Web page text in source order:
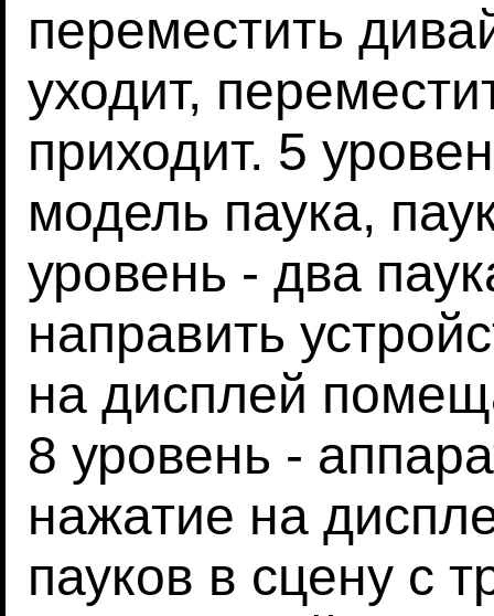
переместить
уходит,
приходит. 5
модель паука,
уровень - два
направить
на дисплей
8 уровень -
нажатие на
пауков в сцену с